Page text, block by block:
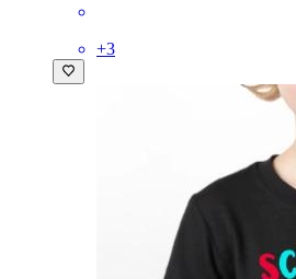
+3